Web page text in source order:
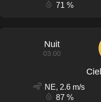
71 %
Nuit
03:00
NE, 2.6 m/s
87 %